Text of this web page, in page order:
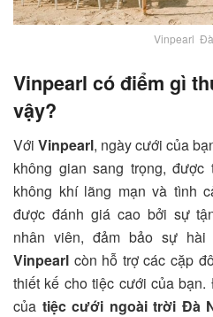
Vinpearl
Vinpearl có điểm gì
vậy?
VớiVinpearl, ngày cưới của
không gian sang trọng,
không khí lãng mạn và tình
được đánh giá cao bởi sự
nhân viên, đảm bảo sự
Vinpearl còn hỗ trợ các cặp
thiết kế cho tiệc cưới của
của tiệc cưới ngoài trời Đà